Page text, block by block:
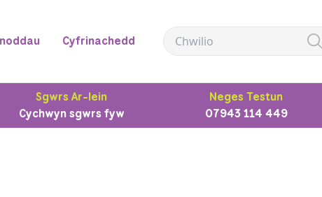
Cyfrinachedd
Sgwrs Ar-lein
Cychwyn sgwrs fyw
Neges Testun
07943 114 449